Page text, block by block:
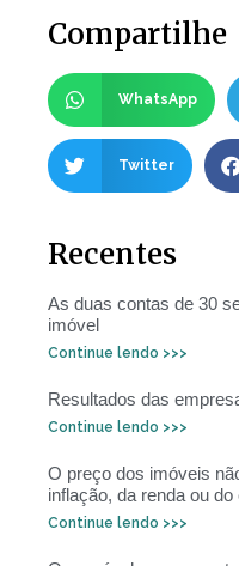
Compartilhe
WhatsApp
Twitter
Recentes
As duas contas de 30
imóvel
Continue lendo >>>
Resultados das
Continue lendo >>>
O preço dos imóveis
inflação, da renda ou
Continue lendo >>>